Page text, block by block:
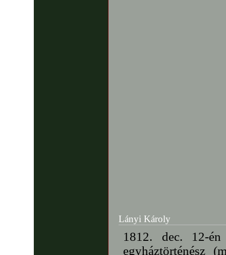
Lányi Károly
1812. dec. 12-
egyháztörténész